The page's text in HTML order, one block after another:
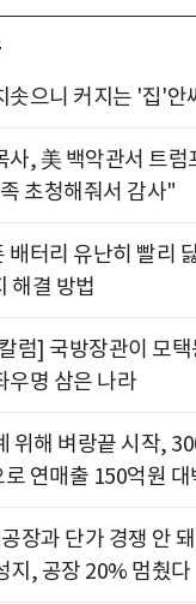
솟으니 커지는 '집'안
사, 美 백악관서 트럼
초청해줘서 감사"
배터리 유난히 빨리
해결 방법
럼] 국방장관이 모택
우명 삼은 나라
위해 벼랑끝 시작,
연매출 150억원 대
장과 단가 경쟁 안
지, 공장 20% 멈췄다